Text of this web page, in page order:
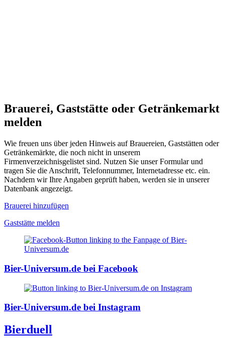
Brauerei, Gaststätte oder Getränkemarkt
melden
Wie freuen uns über jeden Hinweis auf Brauereien, Gaststätten oder
Getränkemärkte, die noch nicht in unserem
Firmenverzeichnisgelistet sind. Nutzen Sie unser Formular und
tragen Sie die Anschrift, Telefonnummer, Internetadresse etc. ein.
Nachdem wir Ihre Angaben geprüft haben, werden sie in unserer
Datenbank angezeigt.
Brauerei hinzufügen
Gaststätte melden
Bier-Universum.de bei Facebook
Bier-Universum.de bei Instagram
Bierduell